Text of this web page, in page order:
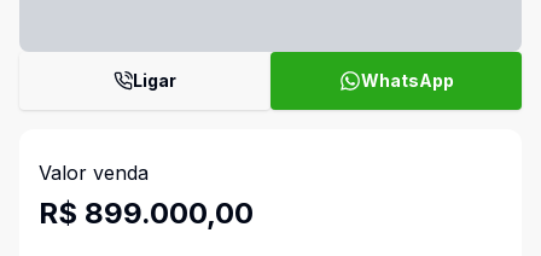
Ligar WhatsApp
Valor venda
R$ 899.000,00